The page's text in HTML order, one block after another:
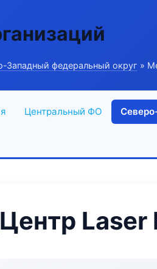
Западный федеральный округ »
Центральный ФО
Laser